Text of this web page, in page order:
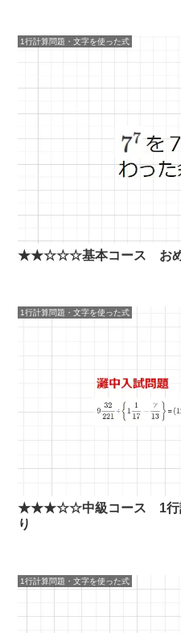
1行計算問題・文字を使った式
★★☆☆☆基本コース おめ
1行計算問題・文字を使った式
★★★☆☆中級コース 1行
り
1行計算問題・文字を使った式